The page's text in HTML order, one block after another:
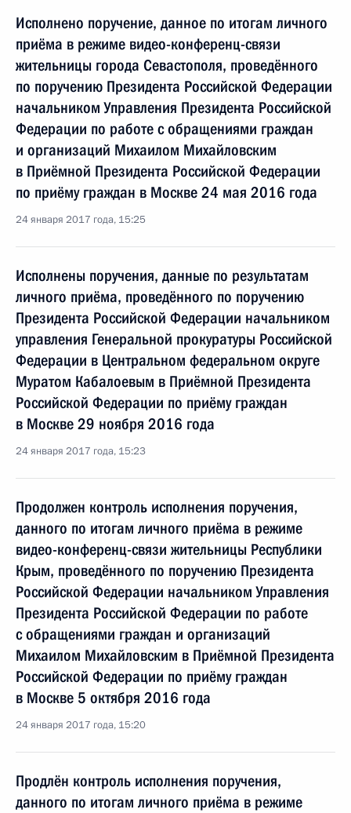
Исполнено поручение, данное по итогам личного
приёма в режиме видео-конференц-связи
жительницы города Севастополя, проведённого
по поручению Президента Российской Федерации
начальником Управления Президента Российской
Федерации по работе с обращениями граждан
и организаций Михаилом Михайловским
в Приёмной Президента Российской Федерации
по приёму граждан в Москве 24 мая 2016 года
24 января 2017 года, 15:25
Исполнены поручения, данные по результатам
личного приёма, проведённого по поручению
Президента Российской Федерации начальником
управления Генеральной прокуратуры Российской
Федерации в Центральном федеральном округе
Муратом Кабалоевым в Приёмной Президента
Российской Федерации по приёму граждан
в Москве 29 ноября 2016 года
24 января 2017 года, 15:23
Продолжен контроль исполнения поручения,
данного по итогам личного приёма в режиме
видео-конференц-связи жительницы Республики
Крым, проведённого по поручению Президента
Российской Федерации начальником Управления
Президента Российской Федерации по работе
с обращениями граждан и организаций
Михаилом Михайловским в Приёмной Президента
Российской Федерации по приёму граждан
в Москве 5 октября 2016 года
24 января 2017 года, 15:20
Продлён контроль исполнения поручения,
данного по итогам личного приёма в режиме